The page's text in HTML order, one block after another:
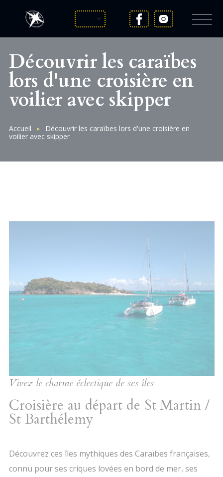
content
Découvrir les caraïbes
lors d'une croisière en
voilier avec skipper
Breadcrumb
Accueil
Découvrir les caraïbes lors d'une croisière en
voilier avec skipper
Vivez le charme éclectique de ses îles
Croisière au départ de St Martin /
St Barthélemy
Découvrez ces îles mythiques des Caraïbes françaises,
connu pour ses criques lovées en bord de mer, ses